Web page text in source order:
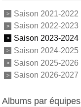
Saison 2021-2022
Saison 2022-2023
Saison 2023-2024
Saison 2024-2025
Saison 2025-2026
Saison 2026-2027
Albums par équipes